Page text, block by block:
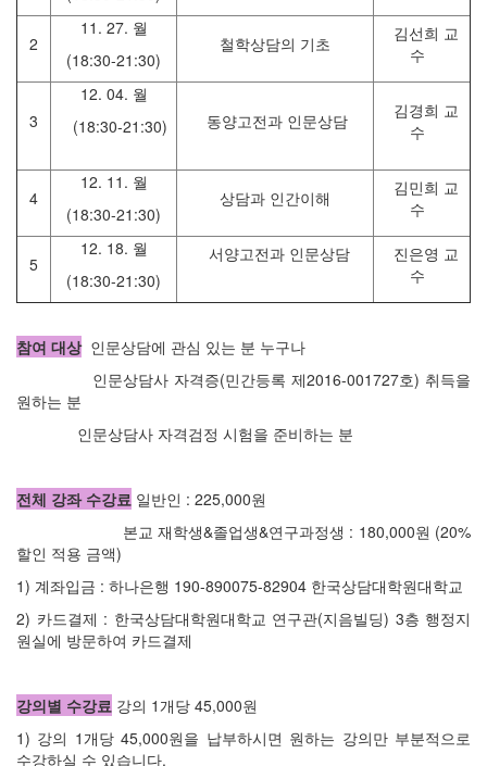
2
11. 27. 월
(18:30-21:30)
철학상담의 기초
김선희 교
수
3
12. 04. 월
(18:30-21:30)
동양고전과 인문상담
김경희 교
수
4
12. 11. 월
(18:30-21:30)
상담과 인간이해
김민희 교
수
5
12. 18. 월
(18:30-21:30)
서양고전과 인문상담
진은영 교
수
참여 대상인문상담에 관심 있는 분 누구나
인문상담사 자격증(민간등록 제2016-001727호) 취득을
원하는 분
인문상담사 자격검정 시험을 준비하는 분
전체 강좌 수강료 일반인 : 225,000원
본교 재학생&졸업생&연구과정생 : 180,000원 (20%
할인 적용 금액)
1) 계좌입금 : 하나은행 190-890075-82904 한국상담대학원대학교
2) 카드결제 : 한국상담대학원대학교 연구관(지음빌딩) 3층 행정지
원실에 방문하여 카드결제
강의별 수강료 강의 1개당 45,000원
1) 강의 1개당 45,000원을 납부하시면 원하는 강의만 부분적으로
수강하실 수 있습니다.